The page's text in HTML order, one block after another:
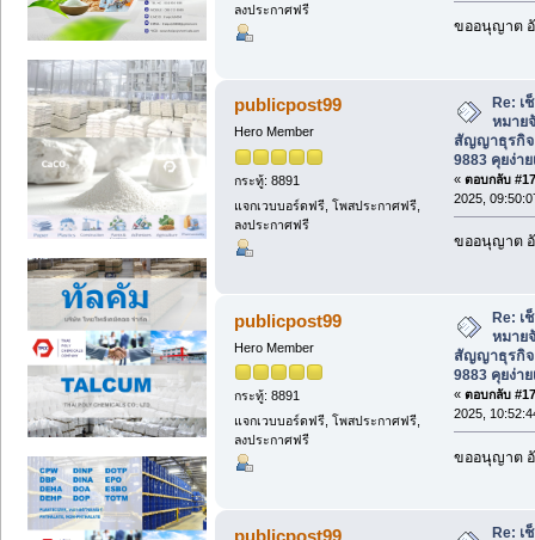
ลงประกาศฟรี
ขออนุญาต
publicpost99
Hero Member
กระทู้: 8891
แจกเวบบอร์ดฟรี, โพสประกาศฟรี,
ลงประกาศฟรี
Re: เ
หมาย
สัญญาธุรกิจ
9883 คุยง่า
« ตอบกลับ
2025,
ขออนุญาต
publicpost99
Hero Member
กระทู้: 8891
แจกเวบบอร์ดฟรี, โพสประกาศฟรี,
ลงประกาศฟรี
Re: เ
หมาย
สัญญาธุรกิจ
9883 คุยง่า
« ตอบกลับ
2025,
ขออนุญาต
publicpost99
Re: เ